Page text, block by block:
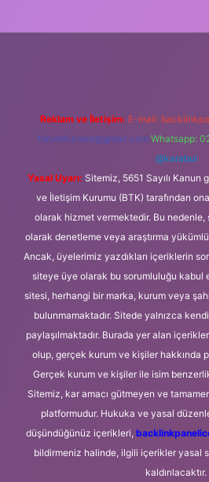
Reklam ve İletişim: E-mail:
forumhizmeti@gmail.com Whatsapp:
@karabul
Yasal Uyarı: Sitemiz, 5651 Sayılı
ve İletişim Kurumu (BTK) tarafından
olarak hizmet vermektedir. Bu
olarak denetleme veya araştırma
Ancak, üyelerimiz yazdıkları içeriklerin
siteye üye olarak bu sorumluluğu kabul
sitesi, herhangi bir marka, kurum veya
bulunmamaktadır. Sitede yalnızca kendi
paylaşılmaktadır. Burada yer alan
olup, gerçek kurum ve kişiler hakkında
Gerçek kurum ve kişiler ile isim
Sitemiz, kar amacı gütmeyen ve
platformudur. Hukuka ve yasal
düşündüğünüz içerikleri,
bildirmeniz halinde, ilgili içerikler yasal
kaldırılacaktır.